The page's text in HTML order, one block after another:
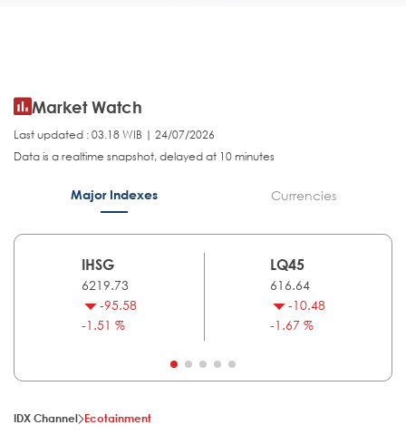
Market Watch
Last updated : 03.18 WIB | 24/07/2026
Data is a realtime snapshot, delayed at 10 minutes
Major Indexes Currencies
IHSG
6219.73
-95.58
-1.51 %
LQ45
616.64
-10.48
-1.67 %
IDX Channel Ecotainment